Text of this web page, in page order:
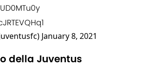
January 8, 2021
della Juventus